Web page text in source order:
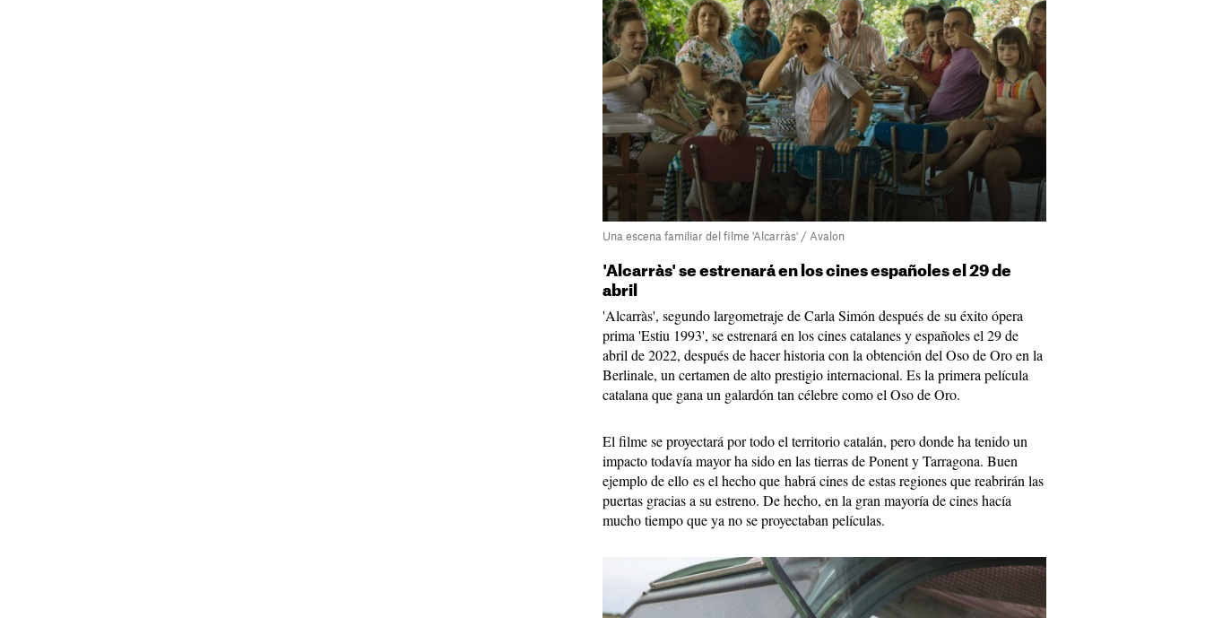
Una escena familiar del filme 'Alcarràs' / Avalon
'Alcarràs' se estrenará en los cines españoles el 29 de
abril
'Alcarràs', segundo largometraje de Carla Simón después de su éxito ópera
prima 'Estiu 1993', se estrenará en los cines catalanes y españoles el 29 de
abril de 2022, después de hacer historia con la obtención del Oso de Oro en la
Berlinale, un certamen de alto prestigio internacional. Es la primera película
catalana que gana un galardón tan célebre como el Oso de Oro.
El filme se proyectará por todo el territorio catalán, pero donde ha tenido un
impacto todavía mayor ha sido en las tierras de Ponent y Tarragona. Buen
ejemplo de ello es el hecho que habrá cines de estas regiones que reabrirán las
puertas gracias a su estreno. De hecho, en la gran mayoría de cines hacía
mucho tiempo que ya no se proyectaban películas.